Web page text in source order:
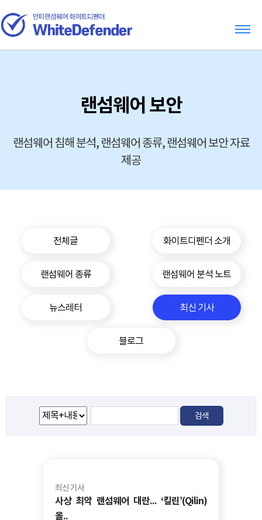
랜섬웨어 보안
랜섬웨어 침해 분석, 랜섬웨어 종류, 랜섬웨어 보안 자료
제공
전체글 화이트디펜더 소개
랜섬웨어 종류 랜섬웨어 분석 노트
뉴스레터 최신 기사
블로그
최신 기사
사상 최악 랜섬웨어 대란... ‘킬린’(Qilin)
올..